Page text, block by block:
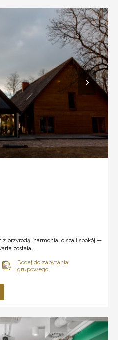
z przyrodą, harmonia, cisza i spokój —
została ...